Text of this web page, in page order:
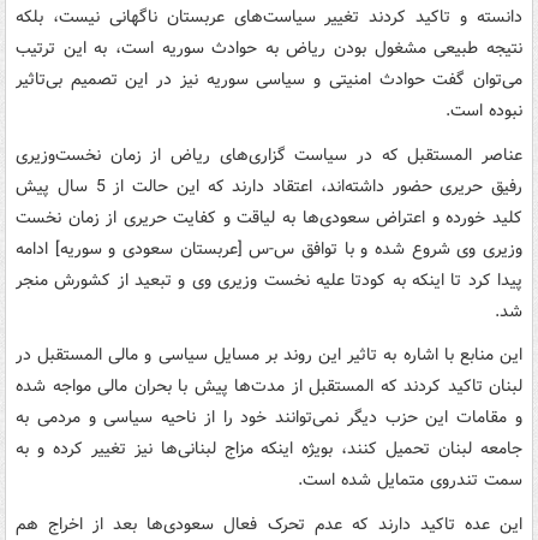
دانسته و تاکید کردند تغییر سیاست‌های عربستان ناگهانی نیست، بلکه
نتیجه طبیعی مشغول بودن ریاض به حوادث سوریه است، به این ترتیب
می‌توان گفت حوادث امنیتی و سیاسی سوریه نیز در این تصمیم بی‌تاثیر
نبوده است.
عناصر المستقبل که در سیاست گزاری‌های ریاض از زمان نخست‌وزیری
رفیق حریری حضور داشته‌اند، اعتقاد دارند که این حالت از 5 سال پیش
کلید خورده و اعتراض سعودی‌ها به لیاقت و کفایت حریری از زمان نخست
وزیری وی شروع شده و با توافق س-س [عربستان سعودی و سوریه] ادامه
پیدا کرد تا اینکه به کودتا علیه نخست وزیری وی و تبعید از کشورش منجر
شد.
این منابع با اشاره به تاثیر این روند بر مسایل سیاسی و مالی المستقبل در
لبنان تاکید کردند که المستقبل از مدت‌ها پیش با بحران مالی مواجه شده
و مقامات این حزب دیگر نمی‌توانند خود را از ناحیه سیاسی و مردمی به
جامعه لبنان تحمیل کنند، بویژه اینکه مزاج لبنانی‌ها نیز تغییر کرده و به
سمت تندروی متمایل شده است.
این عده تاکید دارند که عدم تحرک فعال سعودی‌ها بعد از اخراج هم